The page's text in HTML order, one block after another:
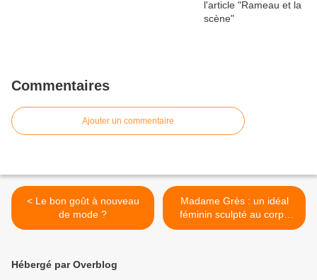
Commentaires
Ajouter un commentaire
< Le bon goût à nouveau
de mode ?
Madame Grès : un idéal
féminin sculpté au corps
par le drapé et la
Hébergé par Overblog